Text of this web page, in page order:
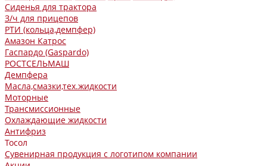
Сиденья для трактора
З/ч для прицепов
РТИ (кольца,демпфер)
Амазон Катрос
Гаспардо (Gaspardo)
РОСТСЕЛЬМАШ
Демпфера
Масла,смазки,тех.жидкости
Моторные
Трансмиссионные
Охлаждающие жидкости
Антифриз
Тосол
Сувенирная продукция с логотипом компании